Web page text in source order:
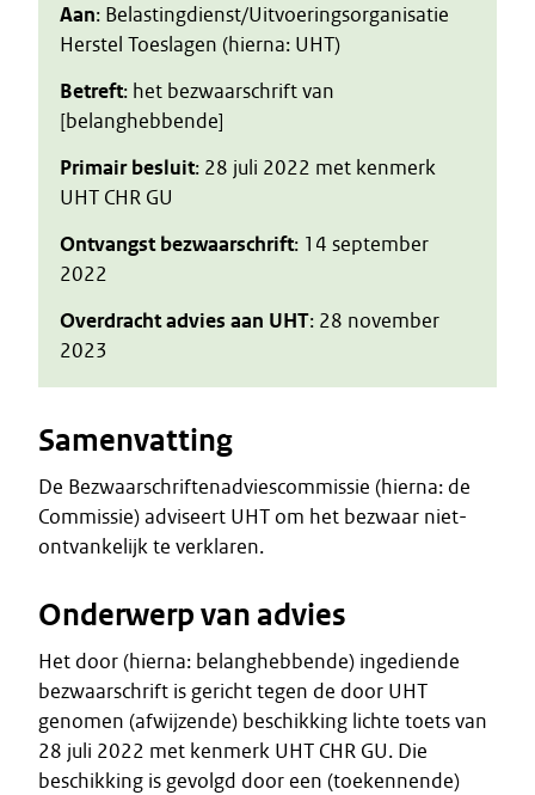
Aan: Belastingdienst/Uitvoeringsorganisatie
Herstel Toeslagen (hierna: UHT)
Betreft: het bezwaarschrift van
[belanghebbende]
Primair besluit: 28 juli 2022 met kenmerk
UHT CHR GU
Ontvangst bezwaarschrift: 14 september
2022
Overdracht advies aan UHT: 28 november
2023
Samenvatting
De Bezwaarschriftenadviescommissie (hierna: de
Commissie) adviseert UHT om het bezwaar niet-
ontvankelijk te verklaren.
Onderwerp van advies
Het door (hierna: belanghebbende) ingediende
bezwaarschrift is gericht tegen de door UHT
genomen (afwijzende) beschikking lichte toets van
28 juli 2022 met kenmerk UHT CHR GU. Die
beschikking is gevolgd door een (toekennende)